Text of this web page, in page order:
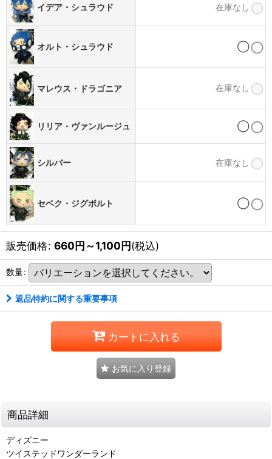
イデア・シュラウド 在庫なし
オルト・シュラウド ◯
マレウス・ドラゴニア 在庫なし
リリア・ヴァンルージュ ◯
シルバー 在庫なし
セベク・ジグボルト ◯
販売価格: 660円～1,100円(税込)
数量:
返品特約に関する重要事項
カートに入れる
お気に入り登録
商品詳細
ディズニー
ツイステッドワンダーランド